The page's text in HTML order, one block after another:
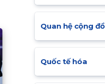
Quan hệ cộng
Quốc tế hóa